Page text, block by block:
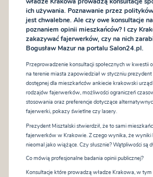
ich używania. Poznawanie przez
jest chwalebne. Ale czy owe konsultacje
poznaniem opinii mieszkańców? I czy
zakazywać fajerwerków, czy na nich
Bogusław Mazur na portalu Salon24.pl.
Przeprowadzenie konsultacji społecznych w kwestii
na terenie miasta zapowiedział w styczniu
dostępnej dla mieszkańców ankiecie krakowski
rodzajów fajerwerków, możliwości ograniczeń
stosowania oraz preferencje dotyczące
fajerwerki, pokazy świetlne czy lasery.
Prezydent Misztalski stwierdził, że to sami
fajerwerków w Krakowie. Z czego wynika, że wyniki
nieomal jako wiążące. Czy słusznie? Wątpliwości są
Co mówią profesjonalne badania opinii publicznej?
Konsultacje które prowadzą władze Krakowa, w